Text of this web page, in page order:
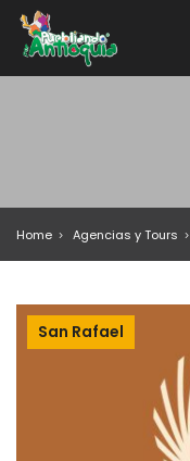
Home Agencias y Tours
San Rafael